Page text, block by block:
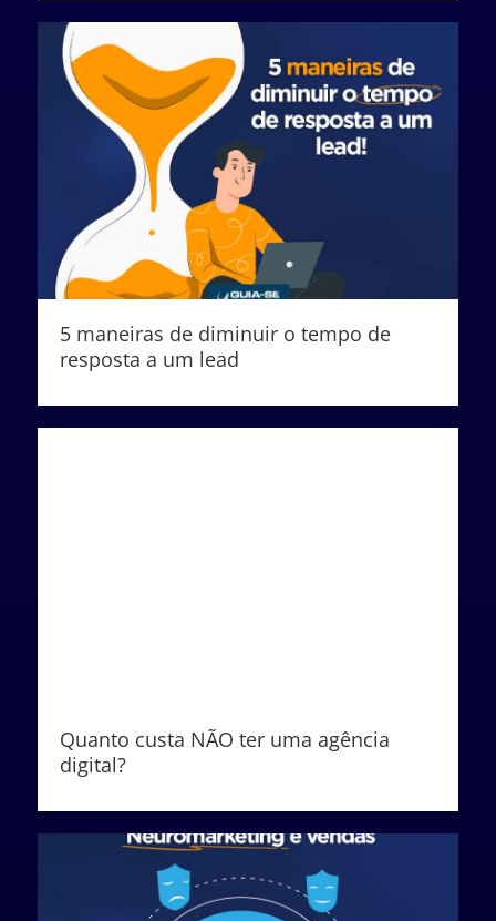
5 maneiras de diminuir o tempo de
resposta a um lead
Quanto custa NÃO ter uma agência
digital?